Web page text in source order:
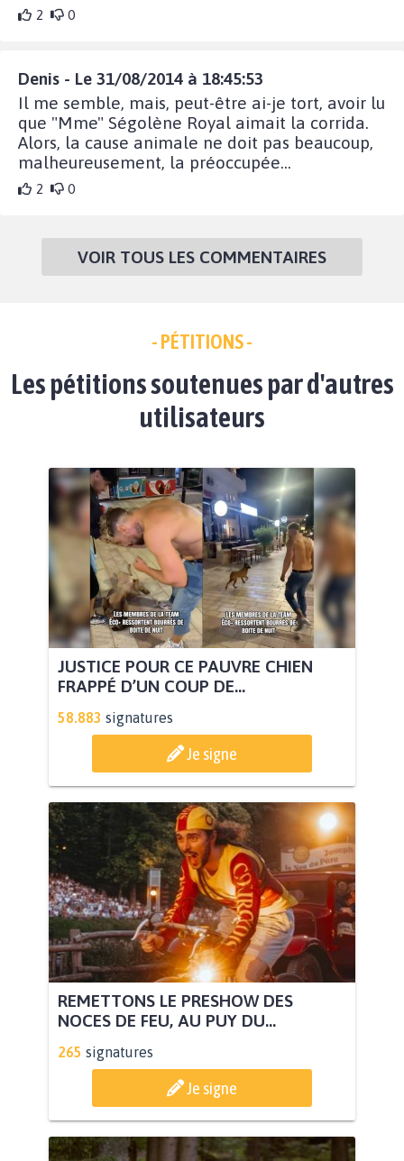
2 0
Denis - Le 31/08/2014 à 18:45:53
Il me semble, mais, peut-être ai-je tort, avoir lu
que "Mme" Ségolène Royal aimait la corrida.
Alors, la cause animale ne doit pas beaucoup,
malheureusement, la préoccupée...
2 0
VOIR TOUS LES COMMENTAIRES
- PÉTITIONS -
Les pétitions soutenues par d'autres
utilisateurs
JUSTICE POUR CE PAUVRE CHIEN
FRAPPÉ D’UN COUP DE...
58.883 signatures
Je signe
REMETTONS LE PRESHOW DES
NOCES DE FEU, AU PUY DU...
265 signatures
Je signe